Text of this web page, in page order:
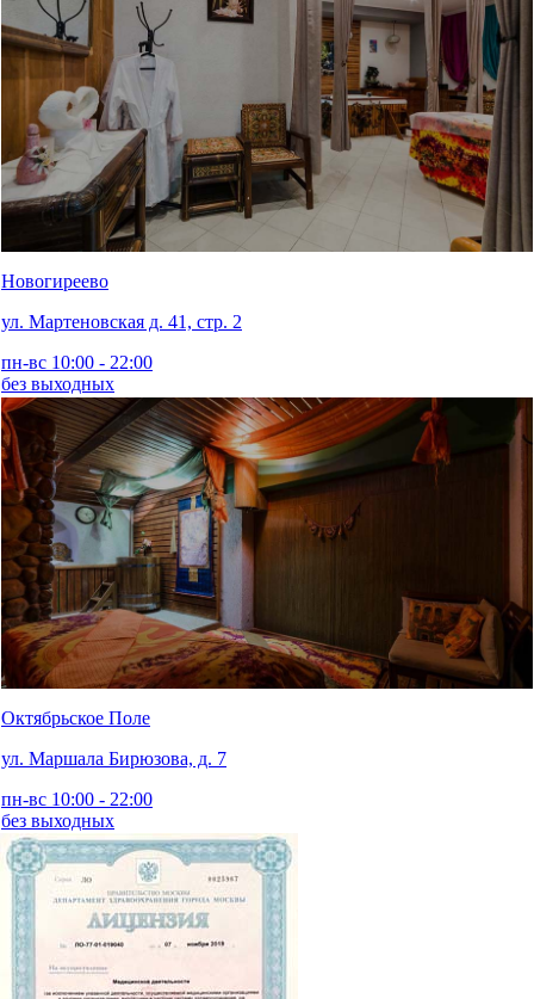
Новогиреево
ул. Мартеновская д. 41, стр. 2
пн-вс 10:00 - 22:00
без выходных
Октябрьское Поле
ул. Маршала Бирюзова, д. 7
пн-вс 10:00 - 22:00
без выходных